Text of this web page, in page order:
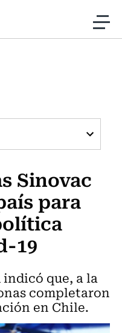
contenido
Sinovac
para
19
que, a la
completaron
en Chile.